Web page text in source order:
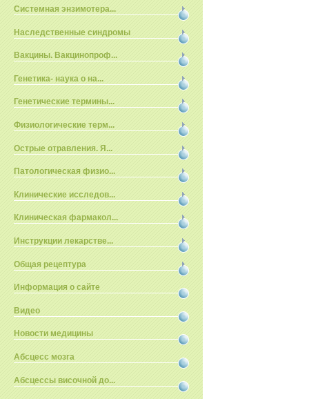
Системная энзимотера...
Наследственные синдромы
Вакцины. Вакцинопроф...
Генетика- наука о на...
Генетические термины...
Физиологические терм...
Острые отравления. Я...
Патологическая физио...
Клинические исследов...
Клиническая фармакол...
Инструкции лекарстве...
Общая рецептура
Информация о сайте
Видео
Новости медицины
Абсцесс мозга
Абсцессы височной до...